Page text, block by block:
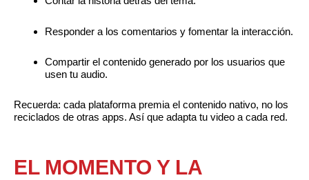
Responder a los comentarios y fomentar la interacción.
Compartir el contenido generado por los usuarios que
usen tu audio.
Recuerda: cada plataforma premia el contenido nativo, no los
reciclados de otras apps. Así que adapta tu video a cada red.
EL MOMENTO Y LA